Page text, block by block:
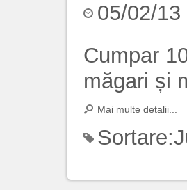
05/02/13
Cumpar
măgari și
Mai multe detalii...
Sortare: